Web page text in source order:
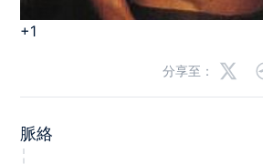
+1
分享至：
脈絡